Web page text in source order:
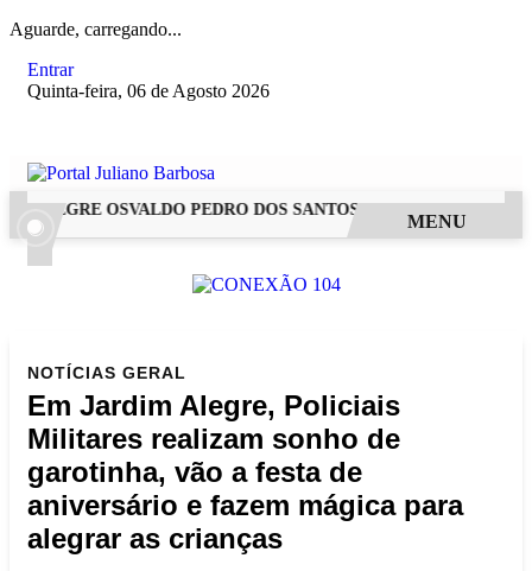
Aguarde, carregando...
Entrar
Quinta-feira, 06 de Agosto 2026
ALEGRE OSVALDO PEDRO DOS SANTOS, O “NEGUINHO DA
MENU
NOTÍCIAS GERAL
Em Jardim Alegre, Policiais
Militares realizam sonho de
garotinha, vão a festa de
aniversário e fazem mágica para
alegrar as crianças